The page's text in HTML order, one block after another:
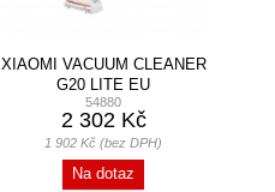
XIAOMI VACUUM CLEANER
G20 LITE EU
54880
2 302 Kč
1 902 Kč (bez DPH)
Na dotaz